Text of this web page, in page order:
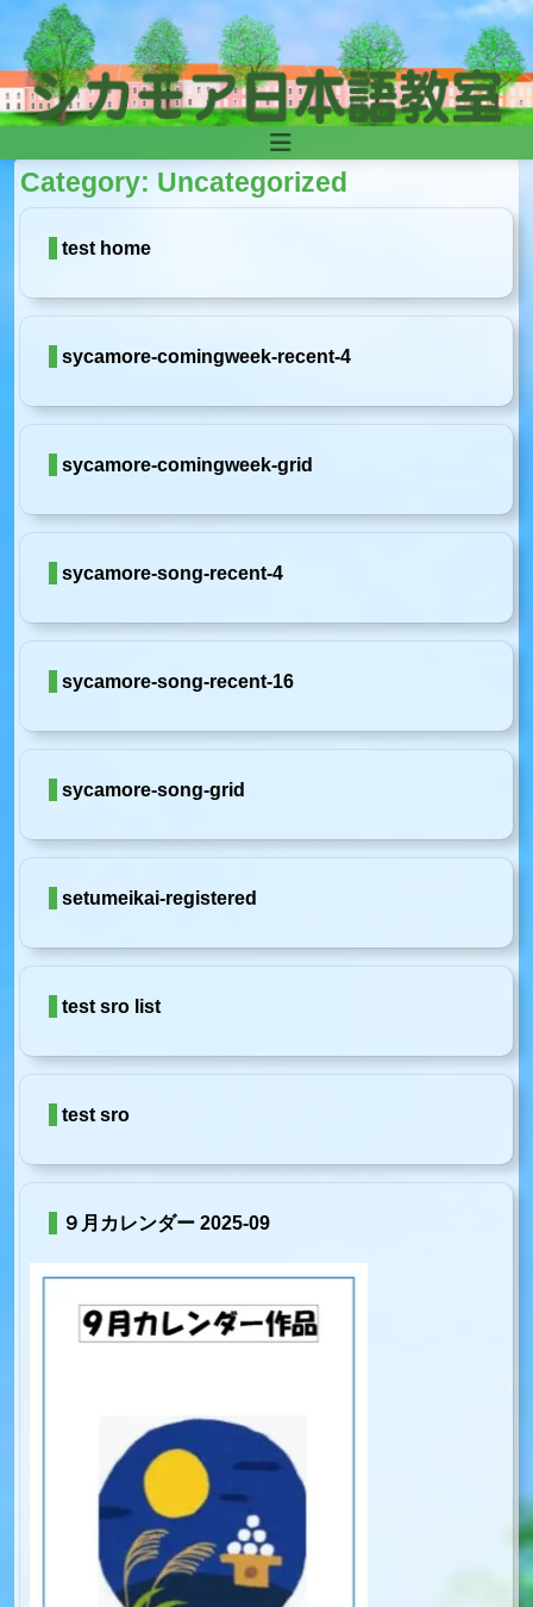
Skip to content
Main
Navigation
Category: Uncategorized
test home
sycamore-comingweek-recent-4
sycamore-comingweek-grid
sycamore-song-recent-4
sycamore-song-recent-16
sycamore-song-grid
setumeikai-registered
test sro list
test sro
９月カレンダー 2025-09